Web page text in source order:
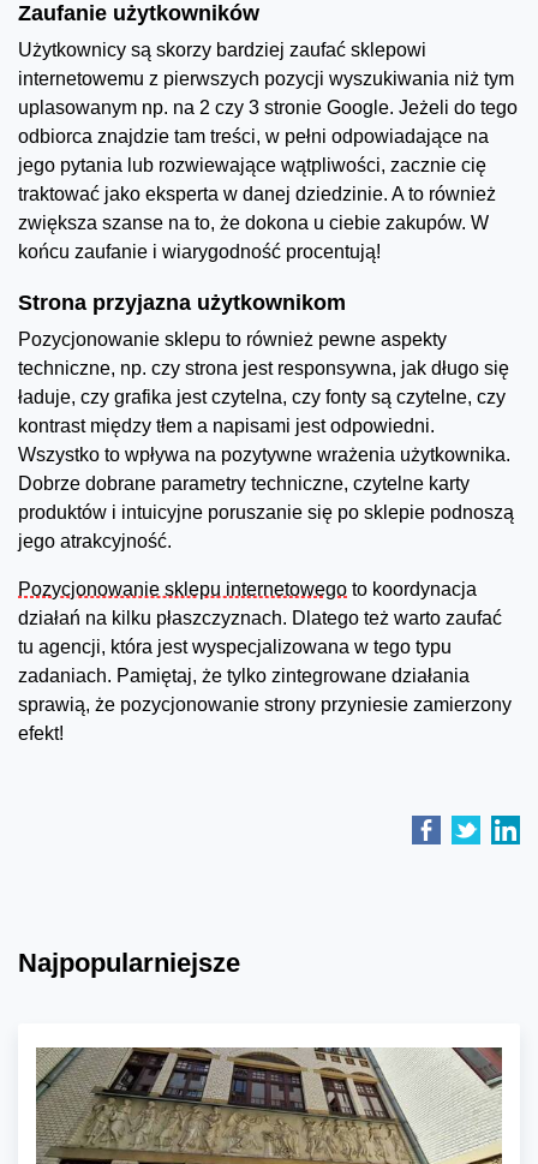
Zaufanie użytkowników
Użytkownicy są skorzy bardziej zaufać sklepowi
internetowemu z pierwszych pozycji wyszukiwania niż tym
uplasowanym np. na 2 czy 3 stronie Google. Jeżeli do tego
odbiorca znajdzie tam treści, w pełni odpowiadające na
jego pytania lub rozwiewające wątpliwości, zacznie cię
traktować jako eksperta w danej dziedzinie. A to również
zwiększa szanse na to, że dokona u ciebie zakupów. W
końcu zaufanie i wiarygodność procentują!
Strona przyjazna użytkownikom
Pozycjonowanie sklepu to również pewne aspekty
techniczne, np. czy strona jest responsywna, jak długo się
ładuje, czy grafika jest czytelna, czy fonty są czytelne, czy
kontrast między tłem a napisami jest odpowiedni.
Wszystko to wpływa na pozytywne wrażenia użytkownika.
Dobrze dobrane parametry techniczne, czytelne karty
produktów i intuicyjne poruszanie się po sklepie podnoszą
jego atrakcyjność.
Pozycjonowanie sklepu internetowego to koordynacja
działań na kilku płaszczyznach. Dlatego też warto zaufać
tu agencji, która jest wyspecjalizowana w tego typu
zadaniach. Pamiętaj, że tylko zintegrowane działania
sprawią, że pozycjonowanie strony przyniesie zamierzony
efekt!
Najpopularniejsze